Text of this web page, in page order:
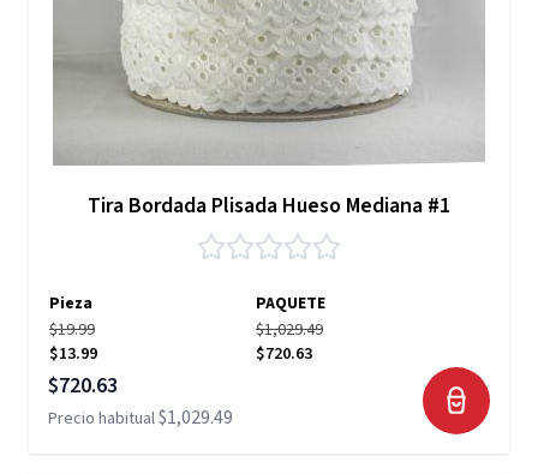
Tira Bordada Plisada Hueso Mediana #1
Pieza
PAQUETE
$19.99
$13.99
$1,029.49
$720.63
Precio especial
$720.63
Precio habitual$1,029.49